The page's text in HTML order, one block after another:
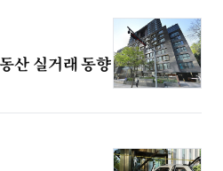
산 실거래 동향